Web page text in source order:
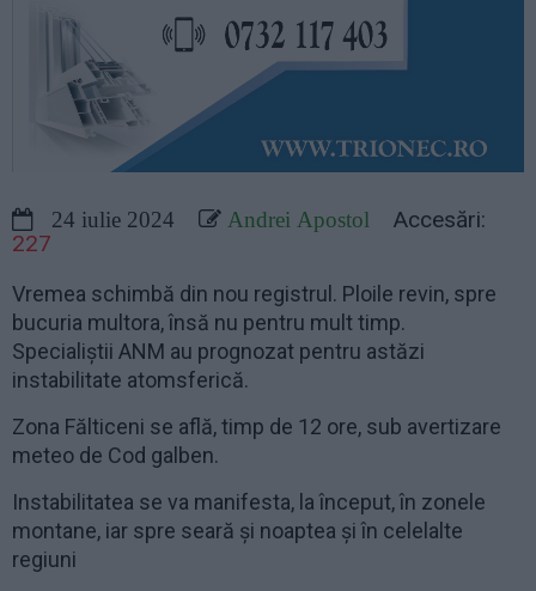
24 iulie 2024 Andrei Apostol
Accesări:
227
Vremea schimbă din nou registrul. Ploile revin, spre
bucuria multora, însă nu pentru mult timp.
Specialiștii ANM au prognozat pentru astăzi
instabilitate atomsferică.
Zona Fălticeni se află, timp de 12 ore, sub avertizare
meteo de Cod galben.
Instabilitatea se va manifesta, la început, în zonele
montane, iar spre seară și noaptea și în celelalte
regiuni